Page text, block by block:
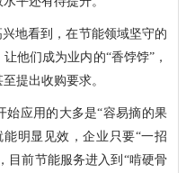
地看到，在节能领域坚守的
他们成为业内的“香饽饽”，
提出收购要求。
应用的大多是“容易摘的果
明显见效，企业只要“一招
目前节能服务进入到“啃硬骨